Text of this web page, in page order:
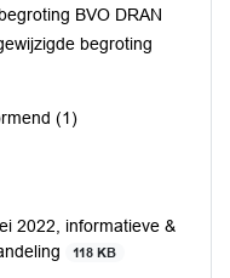
BVO DRAN
begroting
(1)
2022, informatieve &
118 KB